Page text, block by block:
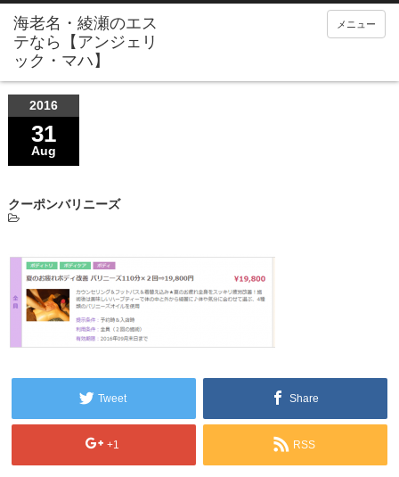
メニュー
2016
31
Aug
クーポンバリニーズ
Tweet Share
+1 RSS